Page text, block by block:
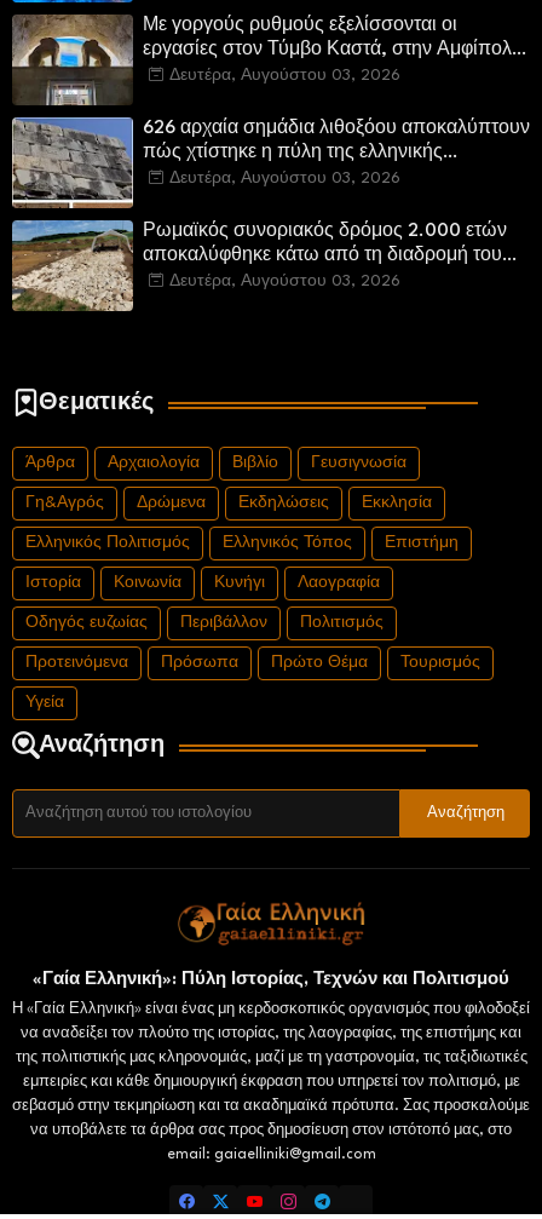
Με γοργούς ρυθμούς εξελίσσονται οι
εργασίες στον Τύμβο Καστά, στην Αμφίπολη.
Αποδίδονται μνημεία της πόλης
Δευτέρα, Αυγούστου 03, 2026
626 αρχαία σημάδια λιθοξόου αποκαλύπτουν
πώς χτίστηκε η πύλη της ελληνικής
Πτολεμαΐδας στη Λιβύη
Δευτέρα, Αυγούστου 03, 2026
Ρωμαϊκός συνοριακός δρόμος 2.000 ετών
αποκαλύφθηκε κάτω από τη διαδρομή του
νέου αυτοκινητόδρομου Α8 της Γερμανίας
Δευτέρα, Αυγούστου 03, 2026
Θεματικές
Άρθρα Αρχαιολογία Βιβλίο Γευσιγνωσία
Γη&Αγρός Δρώμενα Εκδηλώσεις Εκκλησία
Ελληνικός Πολιτισμός Ελληνικός Τόπος Επιστήμη
Ιστορία Κοινωνία Κυνήγι Λαογραφία
Οδηγός ευζωίας Περιβάλλον Πολιτισμός
Προτεινόμενα Πρόσωπα Πρώτο Θέμα Τουρισμός
Υγεία
Αναζήτηση
«Γαία Ελληνική»: Πύλη Ιστορίας, Τεχνών και Πολιτισμού
Η «Γαία Ελληνική» είναι ένας μη κερδοσκοπικός οργανισμός που φιλοδοξεί
να αναδείξει τον πλούτο της ιστορίας, της λαογραφίας, της επιστήμης και
της πολιτιστικής μας κληρονομιάς, μαζί με τη γαστρονομία, τις ταξιδιωτικές
εμπειρίες και κάθε δημιουργική έκφραση που υπηρετεί τον πολιτισμό, με
σεβασμό στην τεκμηρίωση και τα ακαδημαϊκά πρότυπα. Σας προσκαλούμε
να υποβάλετε τα άρθρα σας προς δημοσίευση στον ιστότοπό μας, στο
email: gaiaelliniki@gmail.com